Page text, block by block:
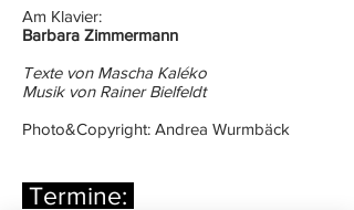
Am Klavier:
Barbara Zimmermann
Texte von Mascha Kaléko
Musik von Rainer Bielfeldt
Photo&Copyright: Andrea Wurmbäck
Termine: